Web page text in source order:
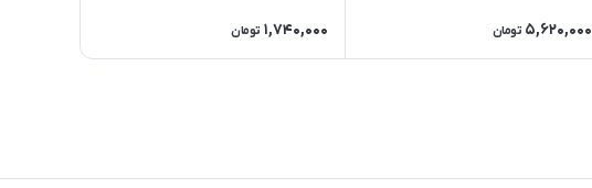
5,620,000 تومان 1,740,000 تومان